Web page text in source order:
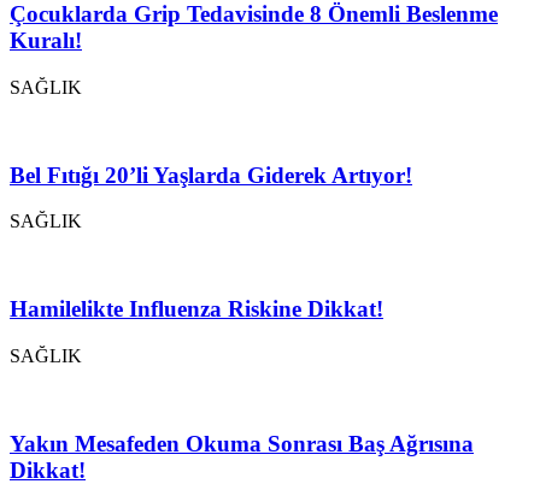
Çocuklarda Grip Tedavisinde 8 Önemli Beslenme
Kuralı!
SAĞLIK
Bel Fıtığı 20’li Yaşlarda Giderek Artıyor!
SAĞLIK
Hamilelikte Influenza Riskine Dikkat!
SAĞLIK
Yakın Mesafeden Okuma Sonrası Baş Ağrısına
Dikkat!